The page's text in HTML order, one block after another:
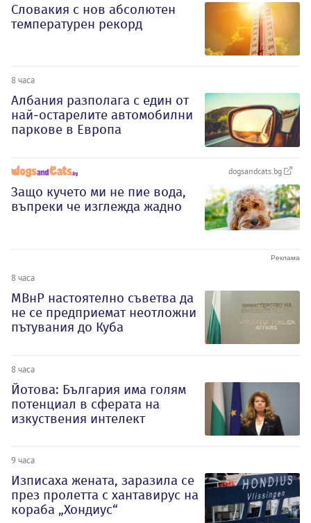
Словакия с нов абсолютен
температурен рекорд
8 часа
Албания разполага с един от
най-остарелите автомобилни
паркове в Европа
dogsandcats.bg
Защо кучето ми не пие вода,
въпреки че изглежда жадно
8 часа
МВнР настоятелно съветва да
не се предприемат неотложни
пътувания до Куба
8 часа
Йотова: България има голям
потенциал в сферата на
изкуствения интелект
9 часа
Изписаха жената, заразила се
през пролетта с хантавирус на
кораба „Хондиус“